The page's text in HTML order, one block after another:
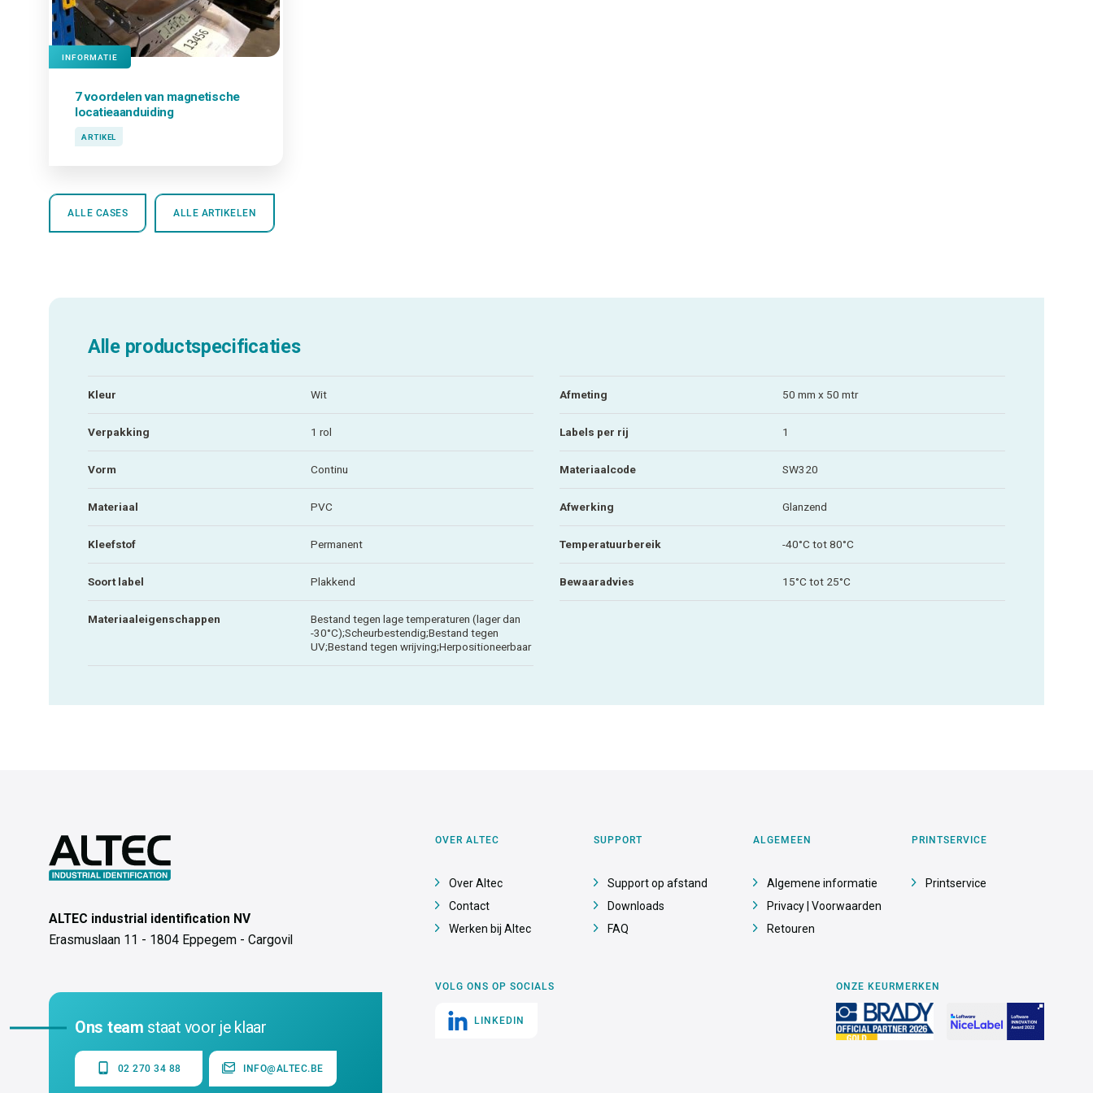
INFORMATIE
7 voordelen van magnetische
locatieaanduiding
ARTIKEL
ALLE CASES ALLE ARTIKELEN
Alle productspecificaties
Kleur Wit Afmeting 50 mm x 50 mtr
Verpakking 1 rol Labels per rij 1
Vorm Continu Materiaalcode SW320
Materiaal PVC Afwerking Glanzend
Kleefstof Permanent Temperatuurbereik -40°C tot 80°C
Soort label Plakkend Bewaaradvies 15°C tot 25°C
Materiaaleigenschappen
Bestand tegen lage temperaturen (lager dan
-30°C);Scheurbestendig;Bestand tegen
UV;Bestand tegen wrijving;Herpositioneerbaar
ALTEC industrial identification NV
Erasmuslaan 11 - 1804 Eppegem - Cargovil
Ons team staat voor je klaar
02 270 34 88 INFO@ALTEC.BE
OVER ALTEC
Over Altec
Contact
Werken bij Altec
SUPPORT
Support op afstand
Downloads
FAQ
ALGEMEEN
Algemene informatie
Privacy | Voorwaarden
Retouren
PRINTSERVICE
Printservice
VOLG ONS OP SOCIALS
LINKEDIN
ONZE KEURMERKEN